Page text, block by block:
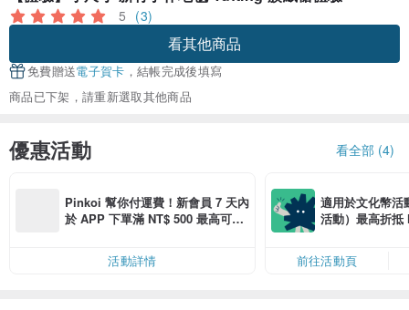
5 (3)
看其他商品
免費贈送電子賀卡 ，結帳完成後填寫
商品已下架，請重新選取其他商品
優惠活動 看全部 (4)
Pinkoi 幫你付運費！新會員 7 天內
於 APP 下單滿 NT$ 500 最高可折
活動詳情
適用於文化幣活
活動）最高折抵
前往活動頁